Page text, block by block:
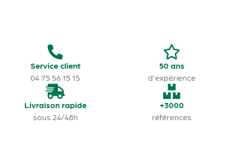
Service client
04 75 56 15 15
50 ans
d'expérience
Livraison rapide
sous 24/48h
+3000
références